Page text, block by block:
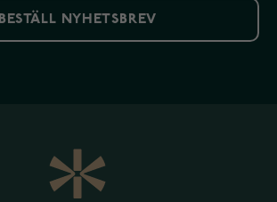
BESTÄLL NYHETSBREV